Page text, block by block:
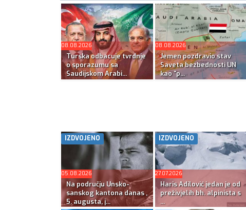
08.08.2026
Turska odbacuje tvrdnje
o sporazumu sa
Saudijskom Arabi...
08.08.2026
Jemen pozdravio stav
Saveta bezbednosti UN
kao “p...
IZDVOJENO
05.08.2026
Na području Unsko-
sanskog kantona danas ,
5. augusta, j...
IZDVOJENO
27.07.2026
Haris Adilović jedan je od
preživjelih bh. alpinista s
...